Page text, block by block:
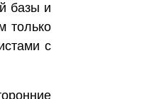
базы и
только
с